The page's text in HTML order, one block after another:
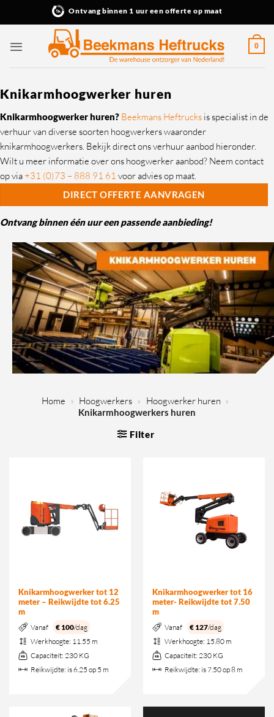
Ontvang binnen 1 uur een offerte op maat
0
Knikarmhoogwerker huren
Knikarmhoogwerker huren? Beekmans Heftrucks is specialist in de
verhuur van diverse soorten hoogwerkers waaronder
knikarmhoogwerkers. Bekijk direct ons verhuur aanbod hieronder.
Wilt u meer informatie over ons hoogwerker aanbod? Neem contact
op via+31 (0)73 – 888 91 61 voor advies op maat.
DIRECT OFFERTE AANVRAGEN
Ontvang binnen één uur een passende aanbieding!
Home » Hoogwerkers » Hoogwerker huren »
Knikarmhoogwerkers huren
Filter
Knikarmhoogwerker tot 12
meter – Reikwijdte tot 6.25
m
Vanaf € 100/dag
Werkhoogte: 11.55 m
Capaciteit: 230 KG
Reikwijdte: is 6.25 op 5 m
Knikarmhoogwerker tot 16
meter- Reikwijdte tot 7.50
m
Vanaf € 127/dag
Werkhoogte: 15.80 m
Capaciteit: 230 KG
Reikwijdte: is 7.50 op 8 m